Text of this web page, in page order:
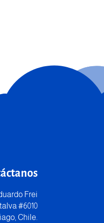
Frei
#6010
Chile.